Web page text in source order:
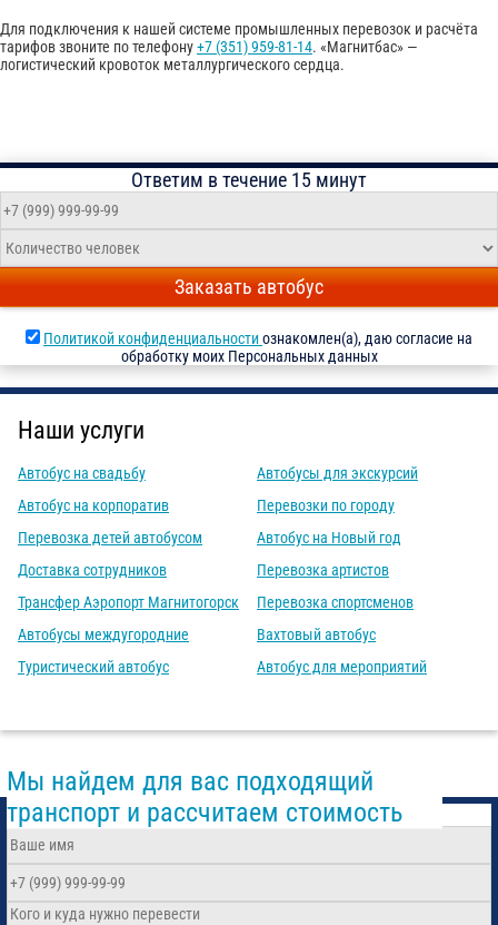
Для подключения к нашей системе промышленных перевозок и расчёта
тарифов звоните по телефону+7 (351) 959-81-14. «Магнитбас» —
логистический кровоток металлургического сердца.
Ответим в течение 15 минут
Заказать автобус
Политикой конфиденциальностиознакомлен(а), даю согласие на
обработку моих Персональных данных
Наши услуги
Автобус на свадьбу
Автобус на корпоратив
Перевозка детей автобусом
Доставка сотрудников
Трансфер Аэропорт Магнитогорск
Автобусы междугородние
Туристический автобус
Автобусы для экскурсий
Перевозки по городу
Автобус на Новый год
Перевозка артистов
Перевозка спортсменов
Вахтовый автобус
Автобус для мероприятий
Мы найдем для вас подходящий
транспорт и рассчитаем стоимость